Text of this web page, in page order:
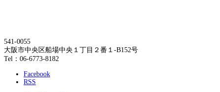
541-0055
大阪市中央区船場中央１丁目２番１-B152号
Tel：06-6773-8182
Facebook
RSS